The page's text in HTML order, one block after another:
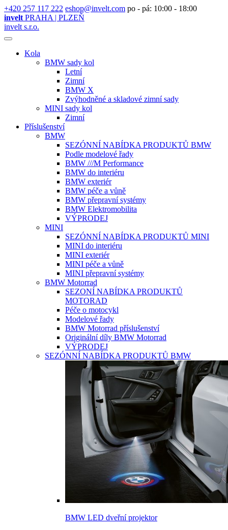
+420 257 117 222 eshop@invelt.com po - pá: 10:00 - 18:00
invelt PRAHA | PLZEŇ
invelt s.r.o.
Kola
BMW sady kol
Letní
Zimní
BMW X
Zvýhodněné a skladové zimní sady
MINI sady kol
Zimní
Příslušenství
BMW
SEZÓNNÍ NABÍDKA PRODUKTŮ BMW
Podle modelové řady
BMW ///M Performance
BMW do interiéru
BMW exteriér
BMW péče a vůně
BMW přepravní systémy
BMW Elektromobilita
VÝPRODEJ
MINI
SEZÓNNÍ NABÍDKA PRODUKTŮ MINI
MINI do interiéru
MINI exteriér
MINI péče a vůně
MINI přepravní systémy
BMW Motorrad
SEZONÍ NABÍDKA PRODUKTŮ
MOTORAD
Péče o motocykl
Modelové řady
BMW Motorrad příslušenství
Originální díly BMW Motorrad
VÝPRODEJ
SEZÓNNÍ NABÍDKA PRODUKTŮ BMW
BMW LED dveřní projektor